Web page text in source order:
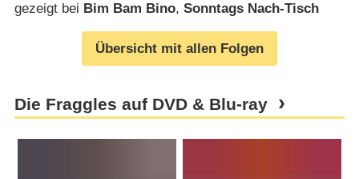
gezeigt bei Bim Bam Bino, Sonntags Nach-Tisch
Übersicht mit allen Folgen
Die Fraggles auf DVD & Blu-ray